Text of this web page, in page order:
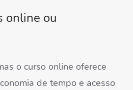
online ou
o curso online oferece
de tempo e acesso